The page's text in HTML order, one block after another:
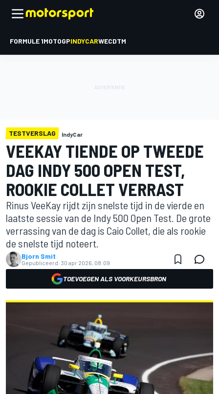
FORMULE 1MOTOGPINDYCARWECDTM
TESTVERSLAG IndyCar
VEEKAY TIENDE OP TWEEDE
DAG INDY 500 OPEN TEST,
ROOKIE COLLET VERRAST
Rinus VeeKay rijdt zijn snelste tijd in de vierde en
laatste sessie van de Indy 500 Open Test. De grote
verrassing van de dag is Caio Collet, die als rookie
de snelste tijd noteert.
Bjorn Smit
Gepubliceerd: 30 apr 2026, 08:09
TOEVOEGEN ALS VOORKEURSBRON